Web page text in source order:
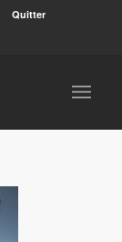
Quitter